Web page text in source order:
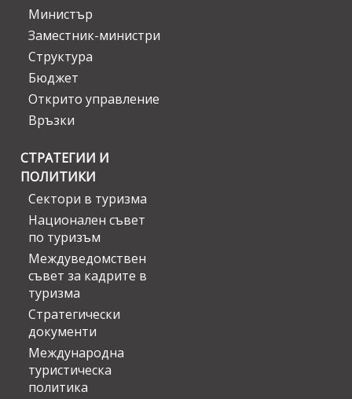
Министър
Заместник-министри
Структура
Бюджет
Открито управление
Връзки
СТРАТЕГИИ И
ПОЛИТИКИ
Сектори в туризма
Национален съвет
по туризъм
Междуведомствен
съвет за кадрите в
туризма
Стратегически
документи
Международна
туристическа
политика